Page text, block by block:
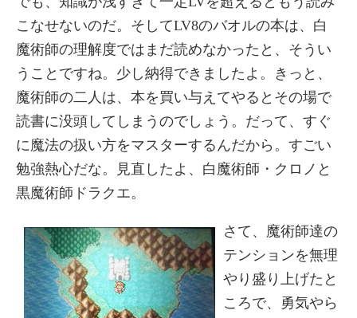
こなせないのだ。そしてLV8のバオルの本は、白
魔術師の理解度ではまだ読めなかったと、そうい
うことですね。少し納得できましたよ。きっと、
魔術師の二人は、本を買い与えてやるとその場で
読書に没頭してしまうのでしょう。だって、すぐ
に魔法の扱い方をマスターするんだから。すごい
勉強熱心だな。見直したよ、白魔術師・クロノと
黒魔術師ドラクエ。
さて、魔術師達の
テンションを無理
やり盛り上げたと
ころで、勇気やら